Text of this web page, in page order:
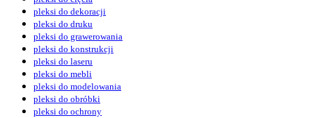
pleksi do dekoracji
pleksi do druku
pleksi do grawerowania
pleksi do konstrukcji
pleksi do laseru
pleksi do mebli
pleksi do modelowania
pleksi do obróbki
pleksi do ochrony